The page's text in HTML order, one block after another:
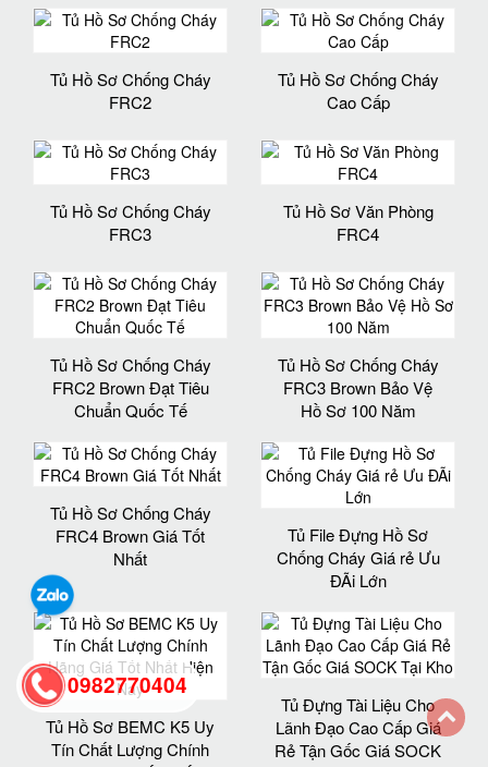
Tủ Hồ Sơ Chống Cháy
FRC2
Tủ Hồ Sơ Chống Cháy
Cao Cấp
Tủ Hồ Sơ Chống Cháy
FRC3
Tủ Hồ Sơ Văn Phòng
FRC4
Tủ Hồ Sơ Chống Cháy
FRC2 Brown Đạt Tiêu
Chuẩn Quốc Tế
Tủ Hồ Sơ Chống Cháy
FRC3 Brown Bảo Vệ
Hồ Sơ 100 Năm
Tủ Hồ Sơ Chống Cháy
FRC4 Brown Giá Tốt
Nhất
Tủ File Đựng Hồ Sơ
Chống Cháy Giá rẻ Ưu
ĐÃi Lớn
Tủ Hồ Sơ BEMC K5 Uy
Tín Chất Lượng Chính
Tủ Đựng Tài Liệu Cho
Lãnh Đạo Cao Cấp Giá
Rẻ Tận Gốc Giá SOCK
0982770404
back